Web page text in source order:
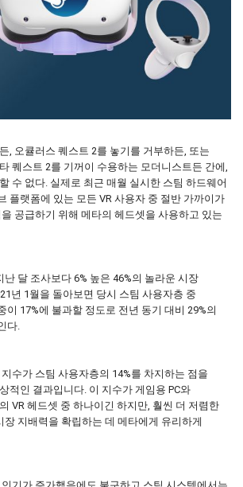
, 오큘러스 퀘스트 2를 놓기를 거부하든, 또는
퀘스트 2를 기꺼이 수용하는 모더니스트든 간에,
수 없다. 실제로 최근 매월 실시한 스팀 하드웨어
플랫폼에 있는 모든 VR 사용자 중 절반 가까이가
공급하기 위해 메타의 헤드셋을 사용하고 있는
난 달 조사보다 6% 높은 46%의 놀라운 시장
년 1월을 돌아보면 당시 스팀 사용자층 중
이 17%에 불과할 정도로 전년 동기 대비 29%의
다.
수가 스팀 사용자층의 14%를 차지하는 점을
적인 결과입니다. 이 지수가 게임용 PC와
VR 헤드셋 중 하나이긴 하지만, 훨씬 더 저렴한
장 지배력을 확립하는 데 메타에게 유리하게